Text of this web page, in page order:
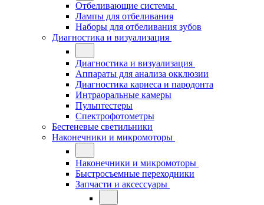
Отбеливающие системы
Лампы для отбеливания
Наборы для отбеливания зубов
Диагностика и визуализация
Диагностика и визуализация
Аппараты для анализа окклюзии
Диагностика кариеса и пародонта
Интраоральные камеры
Пульптестеры
Спектрофотометры
Бестеневые светильники
Наконечники и микромоторы
Наконечники и микромоторы
Быстросъемные переходники
Запчасти и аксессуары